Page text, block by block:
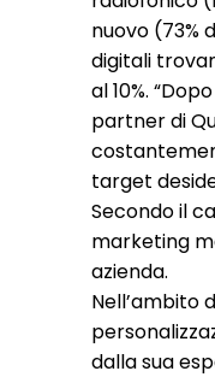
nuovo (73%
digitali
al 10%.
partner di
target
Secondo il
marketing
azienda.
Nell’ambito
dalla sua